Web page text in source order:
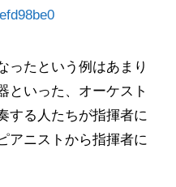
ったという例はあまり
といった、オーケスト
する人たちが指揮者に
アニストから指揮者に